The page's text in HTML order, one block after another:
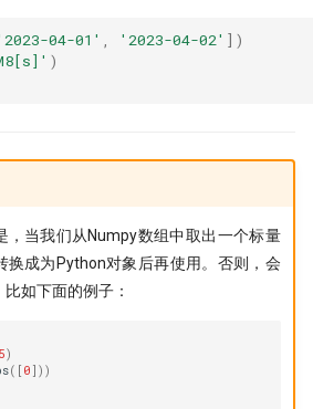
04-01' , '2023-04-02' ])
)
，当我们从Numpy数组中取出一个标量
换成为Python对象后再使用。否则，会
如下面的例子：
5)
([ 0 ]))